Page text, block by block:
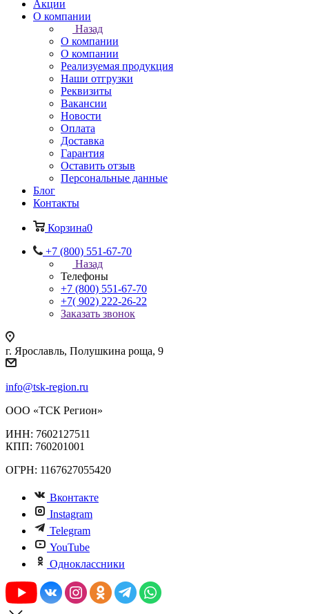
Акции
О компании
Назад
О компании
О компании
Реализуемая продукция
Наши отгрузки
Реквизиты
Вакансии
Новости
Оплата
Доставка
Гарантия
Оставить отзыв
Персональные данные
Блог
Контакты
Корзина0
+7 (800) 551-67-70
Назад
Телефоны
+7 (800) 551-67-70
+7( 902) 222-26-22
Заказать звонок
г. Ярославль, Полушкина роща, 9
info@tsk-region.ru
ООО «ТСК Регион»
ИНН: 7602127511
КПП: 760201001
ОГРН: 1167627055420
Вконтакте
Instagram
Telegram
YouTube
Одноклассники